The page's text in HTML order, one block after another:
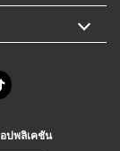
ปพลิเคชัน